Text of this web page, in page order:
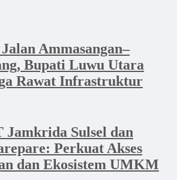
Ammasangan–
Bupati Luwu Utara
Rawat Infrastruktur
Jamkrida Sulsel dan
Perkuat Akses
dan Ekosistem UMKM